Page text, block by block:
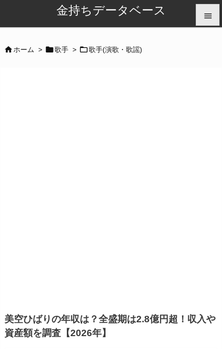
金持ちデータベース 
ホーム > 歌手 > 歌手(演歌・歌謡)
美空ひばりの年収は？全盛期は2.8億円超！収入や
資産額を調査【2026年】